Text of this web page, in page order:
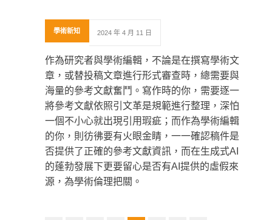
學術新知 2024 年 4 月 11 日
作為研究者與學術編輯，不論是在撰寫學術文
章，或替投稿文章進行形式審查時，總需要與
海量的參考文獻奮鬥。寫作時的你，需要逐一
將參考文獻依照引文革是規範進行整理，深怕
一個不小心就出現引用瑕疵；而作為學術編輯
的你，則彷彿要有火眼金睛，一一確認稿件是
否提供了正確的參考文獻資訊，而在生成式AI
的蓬勃發展下更要留心是否有AI提供的虛假來
源，為學術倫理把關。